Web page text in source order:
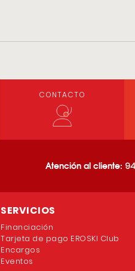
CONTACTO
Atención al cliente:
SERVICIOS
Financiación
Tarjeta de pago EROSKI Club
Encargos
Eventos